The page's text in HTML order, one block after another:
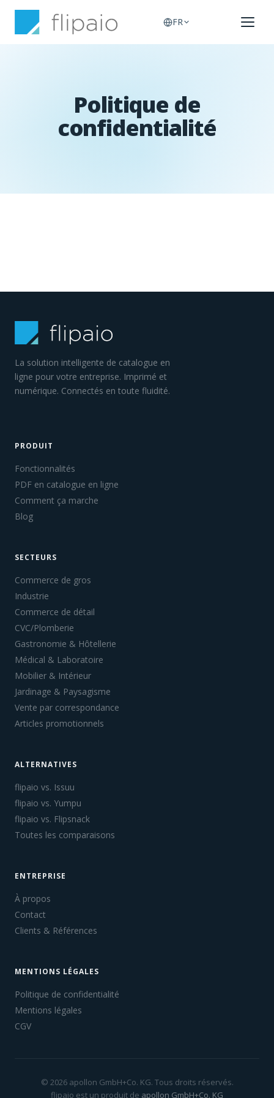
FR
Politique de
confidentialité
La solution intelligente de catalogue en
ligne pour votre entreprise. Imprimé et
numérique. Connectés en toute fluidité.
PRODUIT
Fonctionnalités
PDF en catalogue en ligne
Comment ça marche
Blog
SECTEURS
Commerce de gros
Industrie
Commerce de détail
CVC/Plomberie
Gastronomie & Hôtellerie
Médical & Laboratoire
Mobilier & Intérieur
Jardinage & Paysagisme
Vente par correspondance
Articles promotionnels
ALTERNATIVES
flipaio vs. Issuu
flipaio vs. Yumpu
flipaio vs. Flipsnack
Toutes les comparaisons
ENTREPRISE
À propos
Contact
Clients & Références
MENTIONS LÉGALES
Politique de confidentialité
Mentions légales
CGV
© 2026 apollon GmbH+Co. KG. Tous droits réservés.
flipaio est un produit de apollon GmbH+Co. KG